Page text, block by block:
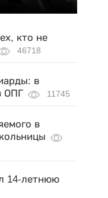
кто не
46718
в
ОПГ
11745
в
14-летнюю